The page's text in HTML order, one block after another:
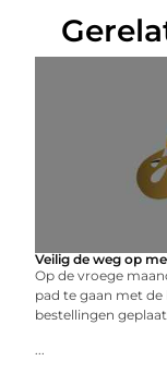
Veilig de weg op
Op de vroege
pad te gaan met de
bestellingen
...